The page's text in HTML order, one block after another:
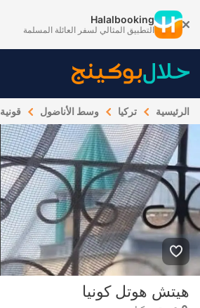
Halalbooking
التطبيق المثالي لسفر العائلة المسلمة
الرئيسية تركيا وسط الأناضول قونية
هيتش هوتل كونيا